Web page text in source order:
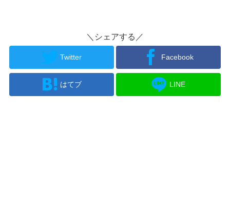
＼シェアする／
Twitter Facebook
はてブ LINE